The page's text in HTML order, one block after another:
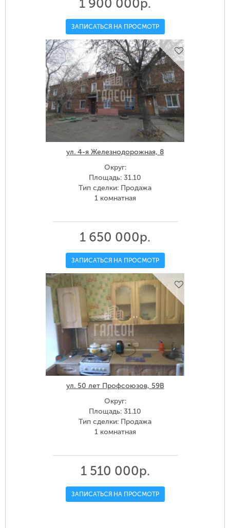
1 900 000р.
ЗАПИСАТЬСЯ НА ПРОСМОТР
ул. 4-я Железнодорожная, 8
Округ:
Площадь: 31.10
Тип сделки: Продажа
1 комнатная
1 650 000р.
ЗАПИСАТЬСЯ НА ПРОСМОТР
ул. 50 лет Профсоюзов, 59В
Округ:
Площадь: 31.10
Тип сделки: Продажа
1 комнатная
1 510 000р.
ЗАПИСАТЬСЯ НА ПРОСМОТР